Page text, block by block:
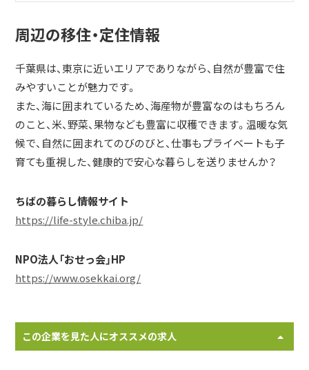
周辺の移住・定住情報
千葉県は、東京に近いエリアでありながら、自然が豊富で住
みやすいことが魅力です。
また、海に囲まれているため、海産物が豊富なのはもちろん
のこと、米、野菜、果物なども豊富に収穫できます。温暖な気
候で、自然に囲まれてのびのびと、仕事もプライベートも子
育ても重視した、健康的で安心な暮らしを送りませんか？
ちばの暮らし情報サイト
https://life-style.chiba.jp/
NPO法人「おせっ会」HP
https://www.osekkai.org/
この企業を見た人にオススメの求人